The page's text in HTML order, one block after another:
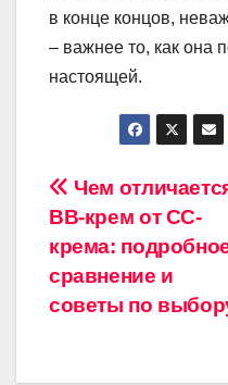
в конце концов,
– важнее то, как она
настоящей.
по
записям
Чем
BB-крем от CC-
крема:
сравнение и
советы по